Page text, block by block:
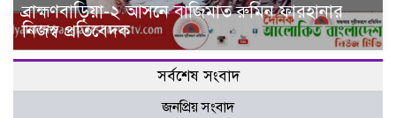
ব্রাহ্মণবাড়িয়া-২ আসনে বাজিমাত রুমিন ফারহানার
নিজস্ব প্রতিবেদক
সর্বশেষ সংবাদ
জনপ্রিয় সংবাদ